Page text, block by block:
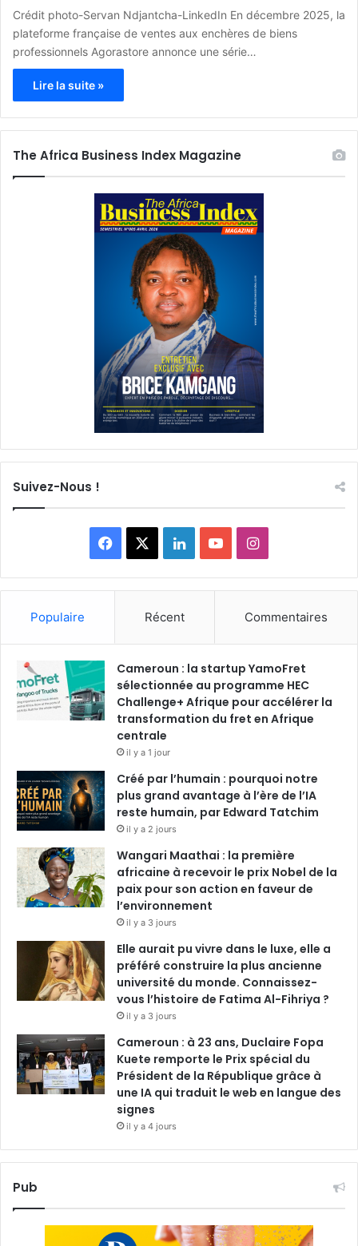
Crédit photo-Servan Ndjantcha-LinkedIn En décembre 2025, la
plateforme française de ventes aux enchères de biens
professionnels Agorastore annonce une série…
Lire la suite »
The Africa Business Index Magazine
Suivez-Nous !
a
b
o
o
L
i
e
d
o
u
b
I
n
a
g
m
Populaire Récent Commentaires
Cameroun : la startup YamoFret
sélectionnée au programme HEC
Challenge+ Afrique pour accélérer la
transformation du fret en Afrique
centrale
il y a 1 jour
Créé par l’humain : pourquoi notre
plus grand avantage à l’ère de l’IA
reste humain, par Edward Tatchim
il y a 2 jours
Wangari Maathai : la première
africaine à recevoir le prix Nobel de la
paix pour son action en faveur de
l’environnement
il y a 3 jours
Elle aurait pu vivre dans le luxe, elle a
préféré construire la plus ancienne
université du monde. Connaissez-
vous l’histoire de Fatima Al-Fihriya ?
il y a 3 jours
Cameroun : à 23 ans, Duclaire Fopa
Kuete remporte le Prix spécial du
Président de la République grâce à
une IA qui traduit le web en langue des
signes
il y a 4 jours
Pub